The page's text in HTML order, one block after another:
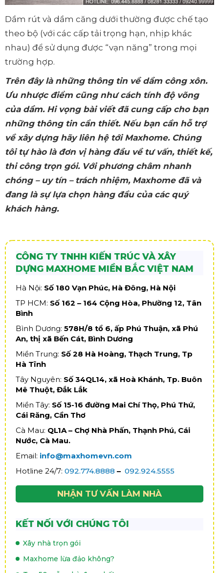
Dầm rút và dầm căng dưới thường được chế tạo
theo bộ (với các cấp tải trọng hạn, nhịp khác
nhau) để sử dụng được “vạn năng” trong mọi
trường hợp.
Trên đây là những thông tin về dầm công xôn.
Ưu nhược điểm cũng như cách tính độ võng
của dầm. Hi vọng bài viết đã cung cấp cho bạn
những thông tin cần thiết. Nếu bạn cần hỗ trợ
về xây dựng hãy liên hệ tới Maxhome. Chúng
tôi tự hào là đơn vị hàng đầu về tư vấn, thiết kế,
thi công trọn gói. Với phương châm nhanh
chóng – uy tín – trách nhiệm, Maxhome đã và
đang là sự lựa chọn hàng đầu của các quý
khách hàng.
CÔNG TY TNHH KIẾN TRÚC VÀ XÂY
DỰNG MAXHOME MIỀN BẮC VIỆT NAM
Hà Nội: Số 180 Vạn Phúc, Hà Đông, Hà Nội
TP HCM: Số 162 – 164 Cộng Hòa, Phường 12, Tân
Bình
Bình Dương: 578H/8 tổ 6, ấp Phú Thuận, xã Phú
An, thị xã Bến Cát, Bình Dương
Miền Trung: Số 28 Hà Hoàng, Thạch Trung, Tp
Hà Tĩnh
Tây Nguyên: Số 34QL14, xã Hoà Khánh, Tp. Buôn
Mê Thuột, Đắk Lắk
Miền Tây: Số 15-16 đường Mai Chí Thọ, Phú Thứ,
Cái Răng, Cần Thơ
Cà Mau: QL1A – Chợ Nhà Phấn, Thạnh Phú, Cái
Nước, Cà Mau.
Email: info@maxhomevn.com
Hotline 24/7: 092.774.8888 – 092.924.5555
NHẬN TƯ VẤN LÀM NHÀ
KẾT NỐI VỚI CHÚNG TÔI
Xây nhà trọn gói
Maxhome lừa đảo không?